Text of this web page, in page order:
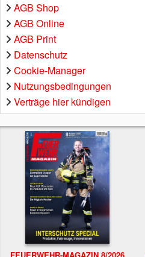
AGB Shop
AGB Online
AGB Print
Datenschutz
Cookie-Manager
Nutzungsbedingungen
Verträge hier kündigen